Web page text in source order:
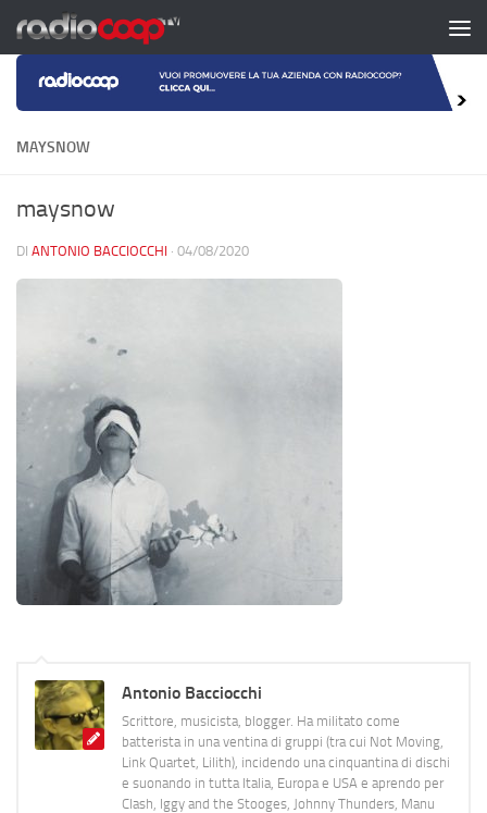
Salta al contenuto
MAYSNOW
maysnow
DI ANTONIO BACCIOCCHI · 04/08/2020
Antonio Bacciocchi
Scrittore, musicista, blogger. Ha militato come
batterista in una ventina di gruppi (tra cui Not Moving,
Link Quartet, Lilith), incidendo una cinquantina di dischi
e suonando in tutta Italia, Europa e USA e aprendo per
Clash, Iggy and the Stooges, Johnny Thunders, Manu